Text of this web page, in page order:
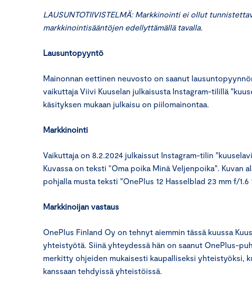
LAUSUNTOTIIVISTELMÄ: Markkinointi ei ollut
markkinointisääntöjen edellyttämällä tavalla.
Lausuntopyyntö
Mainonnan eettinen neuvosto on saanut
vaikuttaja Viivi Kuuselan julkaisusta Instagram-tilillä
käsityksen mukaan julkaisu on piilomainontaa.
Markkinointi
Vaikuttaja on 8.2.2024 julkaissut Instagram-tilin
Kuvassa on teksti "Oma poika Minä Veljenpoika”. Kuvan
pohjalla musta teksti ”OnePlus 12 Hasselblad 23 mm f/1.6
Markkinoijan vastaus
OnePlus Finland Oy on tehnyt aiemmin tässä kuussa
yhteistyötä. Siinä yhteydessä hän on saanut OnePlus-
merkitty ohjeiden mukaisesti kaupalliseksi yhteistyöksi,
kanssaan tehdyissä yhteistöissä.